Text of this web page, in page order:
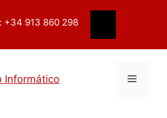
+34 913 860 298
Menú